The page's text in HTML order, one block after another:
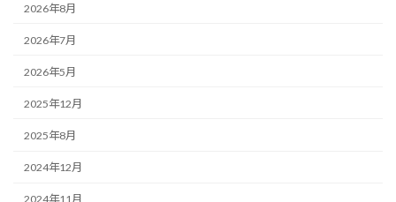
2026年8月
2026年7月
2026年5月
2025年12月
2025年8月
2024年12月
2024年11月